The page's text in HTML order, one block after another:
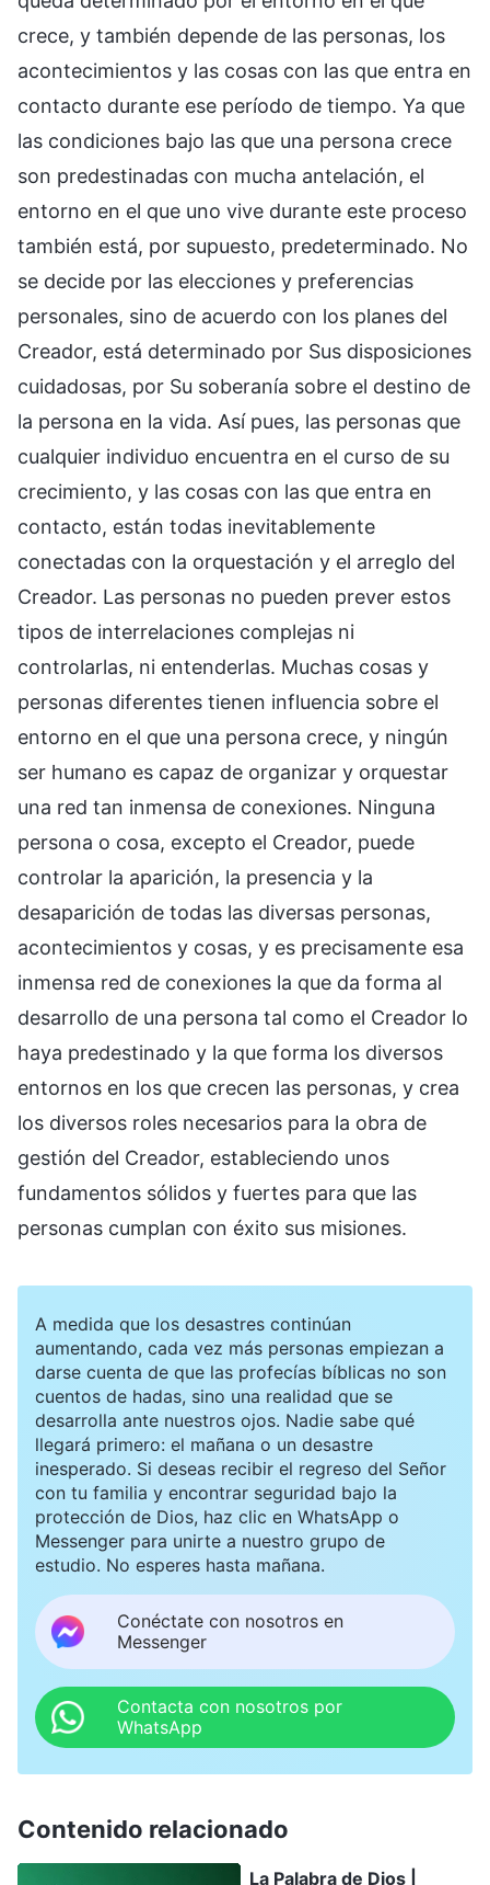
crece, y también depende de las personas, los
acontecimientos y las cosas con las que entra en
contacto durante ese período de tiempo. Ya que
las condiciones bajo las que una persona crece
son predestinadas con mucha antelación, el
entorno en el que uno vive durante este proceso
también está, por supuesto, predeterminado. No
se decide por las elecciones y preferencias
personales, sino de acuerdo con los planes del
Creador, está determinado por Sus disposiciones
cuidadosas, por Su soberanía sobre el destino de
la persona en la vida. Así pues, las personas que
cualquier individuo encuentra en el curso de su
crecimiento, y las cosas con las que entra en
contacto, están todas inevitablemente
conectadas con la orquestación y el arreglo del
Creador. Las personas no pueden prever estos
tipos de interrelaciones complejas ni
controlarlas, ni entenderlas. Muchas cosas y
personas diferentes tienen influencia sobre el
entorno en el que una persona crece, y ningún
ser humano es capaz de organizar y orquestar
una red tan inmensa de conexiones. Ninguna
persona o cosa, excepto el Creador, puede
controlar la aparición, la presencia y la
desaparición de todas las diversas personas,
acontecimientos y cosas, y es precisamente esa
inmensa red de conexiones la que da forma al
desarrollo de una persona tal como el Creador lo
haya predestinado y la que forma los diversos
entornos en los que crecen las personas, y crea
los diversos roles necesarios para la obra de
gestión del Creador, estableciendo unos
fundamentos sólidos y fuertes para que las
personas cumplan con éxito sus misiones.
A medida que los desastres continúan
aumentando, cada vez más personas empiezan a
darse cuenta de que las profecías bíblicas no son
cuentos de hadas, sino una realidad que se
desarrolla ante nuestros ojos. Nadie sabe qué
llegará primero: el mañana o un desastre
inesperado. Si deseas recibir el regreso del Señor
con tu familia y encontrar seguridad bajo la
protección de Dios, haz clic en WhatsApp o
Messenger para unirte a nuestro grupo de
estudio. No esperes hasta mañana.
Conéctate con nosotros en
Messenger
Contacta con nosotros por
WhatsApp
Contenido relacionado
La Palabra de Dios |